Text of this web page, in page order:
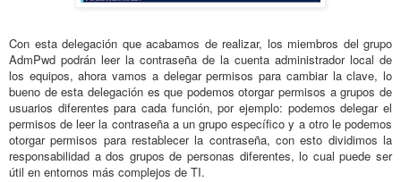
Con esta delegación que acabamos de realizar, los miembros del grupo
AdmPwd podrán leer la contraseña de la cuenta administrador local de
los equipos, ahora vamos a delegar permisos para cambiar la clave, lo
bueno de esta delegación es que podemos otorgar permisos a grupos de
usuarios diferentes para cada función, por ejemplo: podemos delegar el
permisos de leer la contraseña a un grupo específico y a otro le podemos
otorgar permisos para restablecer la contraseña, con esto dividimos la
responsabilidad a dos grupos de personas diferentes, lo cual puede ser
útil en entornos más complejos de TI.